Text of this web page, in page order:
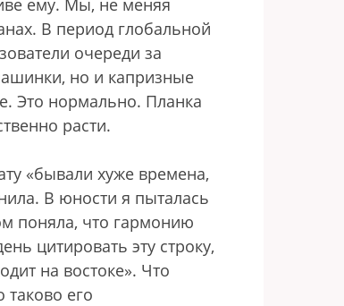
ему. Мы, не меняя
В период глобальной
очереди за
но и капризные
Это нормально. Планка
расти.
«бывали хуже времена,
В юности я пыталась
поняла, что гармонию
цитировать эту строку,
на востоке». Что
его